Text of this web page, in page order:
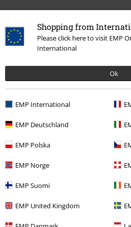
Shopping from
Please click here to visit EMP
International
Ok
EMP International
EMP Deutschland
EMP Polska
EMP Norge
EMP Suomi
EMP United Kingdom
More categories. More options.
Teman Basplagg Basics Tjejer
Teman Basplagg Accessoarer
Tjejer Accessoarer
Rea % Accessoarer
Nytt Accessoarer
Nyhetsbrev